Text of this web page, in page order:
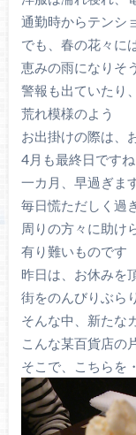
通勤時からテンシ
でも、春の花々に
恵みの雨になりそ
警報も出ていたり
荒れ模様のよう
お出掛けの際は、
4月も最終日ですね
一カ月、早過ぎま
毎日慌ただしく過
周りの方々に助け
有り難いものです
昨日は、お休みを
街をのんびりぶら
そんな中、新たな
こんな某百貨店の
そこで、こちらを